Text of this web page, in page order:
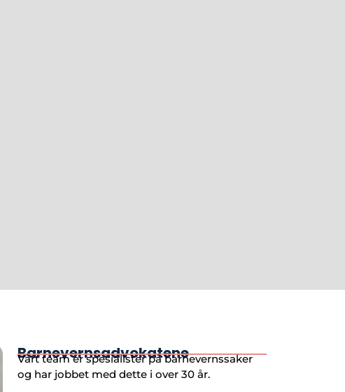
Barnevernsadvokatene
Vårt team er spesialister på barnevernssaker
og har jobbet med dette i over 30 år.